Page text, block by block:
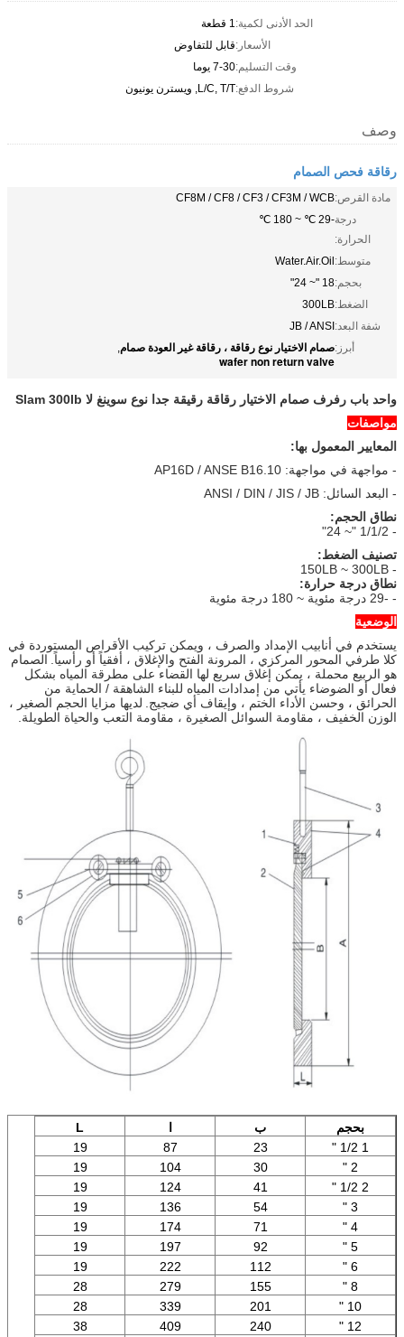
الحد الأدنى لكمية:1 قطعة
الأسعار:قابل للتفاوض
وقت التسليم:7-30 يوما
شروط الدفع:L/C, T/T, ويسترن يونيون
وصف
رقاقة فحص الصمام
مادة القرص:CF8M / CF8 / CF3 / CF3M / WCB
درجة
الحرارة:
-29 ℃ ~ 180 ℃
متوسط:Water.Air.Oil
بحجم:18 "~ 24"
الضغط:300LB
شفة البعد:JB / ANSI
أبرز:صمام الاختيار نوع رقاقة ، رقاقة غير العودة صمام,
wafer non return valve
واحد باب رفرف صمام الاختيار رقاقة رقيقة جدا نوع سوينغ لا Slam 300lb
مواصفات
المعايير المعمول بها:
- مواجهة في مواجهة: AP16D / ANSE B16.10
- البعد السائل: ANSI / DIN / JIS / JB
نطاق الحجم:
- 1/1/2 "~ 24"
تصنيف الضغط:
- 150LB ~ 300LB
نطاق درجة حرارة:
- -29 درجة مئوية ~ 180 درجة مئوية
الوضعية
يستخدم في أنابيب الإمداد والصرف ، ويمكن تركيب الأقراص المستوردة في
كلا طرفي المحور المركزي ، المرونة الفتح والإغلاق ، أفقياً أو رأسياً. الصمام
هو الربيع محملة ، يمكن إغلاق سريع لها القضاء على مطرقة المياه بشكل
فعال أو الضوضاء يأتي من إمدادات المياه للبناء الشاهقة / الحماية من
الحرائق ، وحسن الأداء الختم ، وإيقاف أي ضجيج. لديها مزايا الحجم الصغير ،
الوزن الخفيف ، مقاومة السوائل الصغيرة ، مقاومة التعب والحياة الطويلة.
بحجم ب
L
1 1/2 "
23
87
19
2 "
30
104
19
2 1/2 "
41
124
19
3 "
54
136
19
4 "
71
174
19
5 "
92
197
19
6 "
112
222
19
8 "
155
279
28
10 "
201
339
28
12 "
240
409
38